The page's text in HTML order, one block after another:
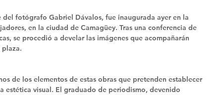
fotógrafo Gabriel Dávalos, fue inaugurada ayer en la
en la ciudad de Camagüey. Tras una conferencia de
se procedió a develar las imágenes que acompañarán
plaza.
de los elementos de estas obras que pretenden establecer
estética visual. El graduado de periodismo, devenido